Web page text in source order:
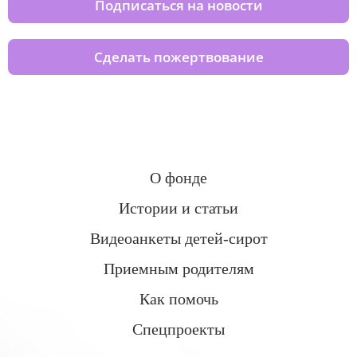
Подписаться на новости
Сделать пожертвование
О фонде
Истории и статьи
Видеоанкеты детей-сирот
Приемным родителям
Как помочь
Спецпроекты